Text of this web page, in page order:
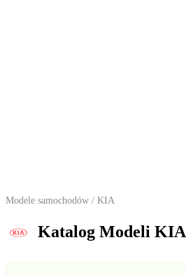
Modele samochodów / KIA
Katalog Modeli KIA